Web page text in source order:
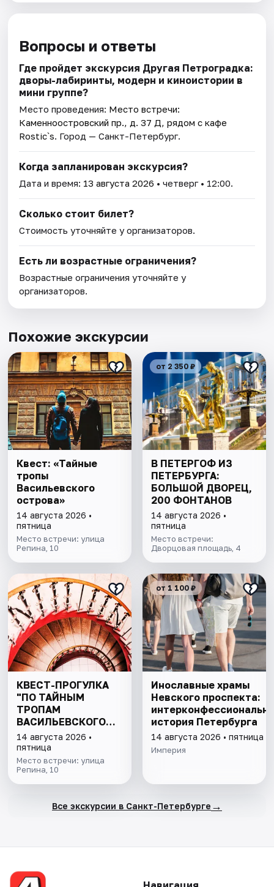
Вопросы и ответы
Где пройдет экскурсия Другая Петроградка:
дворы-лабиринты, модерн и киноистории в
мини группе?
Место проведения: Место встречи:
Каменноостровский пр., д. 37 Д, рядом с кафе
Rostic`s. Город — Санкт-Петербург.
Когда запланирован экскурсия?
Дата и время: 13 августа 2026 • четверг • 12:00.
Сколько стоит билет?
Стоимость уточняйте у организаторов.
Есть ли возрастные ограничения?
Возрастные ограничения уточняйте у
организаторов.
Похожие экскурсии
Квест: «Тайные
тропы
Васильевского
острова»
14 августа 2026 •
пятница
Место встречи: улица
Репина, 10
от 2 350 ₽
В ПЕТЕРГОФ ИЗ
ПЕТЕРБУРГА:
БОЛЬШОЙ ДВОРЕЦ,
200 ФОНТАНОВ
14 августа 2026 •
пятница
Место встречи:
Дворцовая площадь, 4
КВЕСТ-ПРОГУЛКА
"ПО ТАЙНЫМ
ТРОПАМ
ВАСИЛЬЕВСКОГО
ОСТРОВА"
14 августа 2026 •
пятница
Место встречи: улица
Репина, 10
от 1 100 ₽
Инославные храмы
Невского проспекта:
история Петербурга
14 августа 2026 • пятница
Империя
Все экскурсии в Санкт-Петербурге →